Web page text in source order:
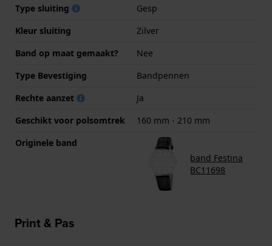
Type sluiting
Gesp
Kleur sluiting
Zilver
Band op maat gemaakt?
Nee
Type Bevestiging
Bandpennen
Rechte aanzet
Ja
Geschikt voor polsomtrek
160 mm - 210 mm
Originele band
band Festina
BC11698
Print & Pas